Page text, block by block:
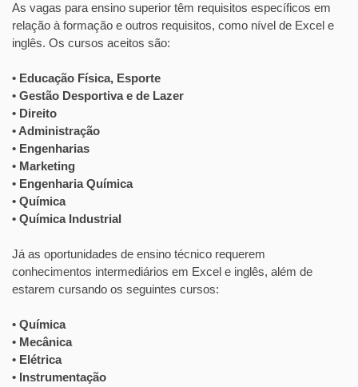
As vagas para ensino superior têm requisitos específicos em
relação à formação e outros requisitos, como nível de Excel e
inglês. Os cursos aceitos são:
• Educação Física, Esporte
• Gestão Desportiva e de Lazer
• Direito
• Administração
• Engenharias
• Marketing
• Engenharia Química
• Química
• Química Industrial
Já as oportunidades de ensino técnico requerem
conhecimentos intermediários em Excel e inglês, além de
estarem cursando os seguintes cursos:
• Química
• Mecânica
• Elétrica
• Instrumentação